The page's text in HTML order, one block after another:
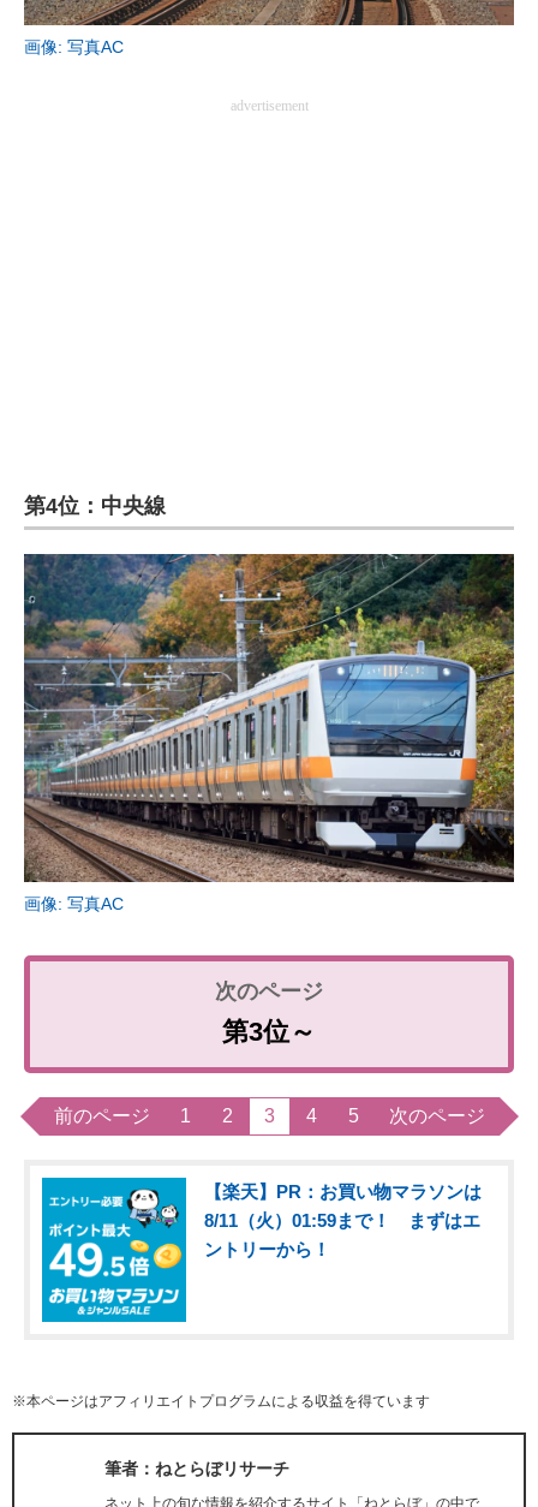
画像: 写真AC
advertisement
第4位：中央線
画像: 写真AC
第3位～
前のページ 1 2 3 4 5 次のページ
【楽天】PR：お買い物マラソンは
8/11（火）01:59まで！ まずはエ
ントリーから！
※本ページはアフィリエイトプログラムによる収益を得ています
筆者：ねとらぼリサーチ